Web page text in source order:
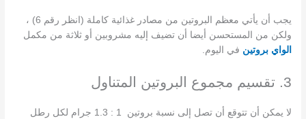
يجب أن يأتي معظم البروتين من مصادر غذائية كاملة (انظر رقم 6) ،
ولكن من المستحسن أيضا أن تضيف إليه مشروبين أو ثلاثة من مكمل
الواي بروتين في اليوم.
3. تقسيم مجموع البروتين المتناول
لا يمكن أن تتوقع أن تصل إلى نسبة بروتين 1 : 1.3 جرام لكل رطل